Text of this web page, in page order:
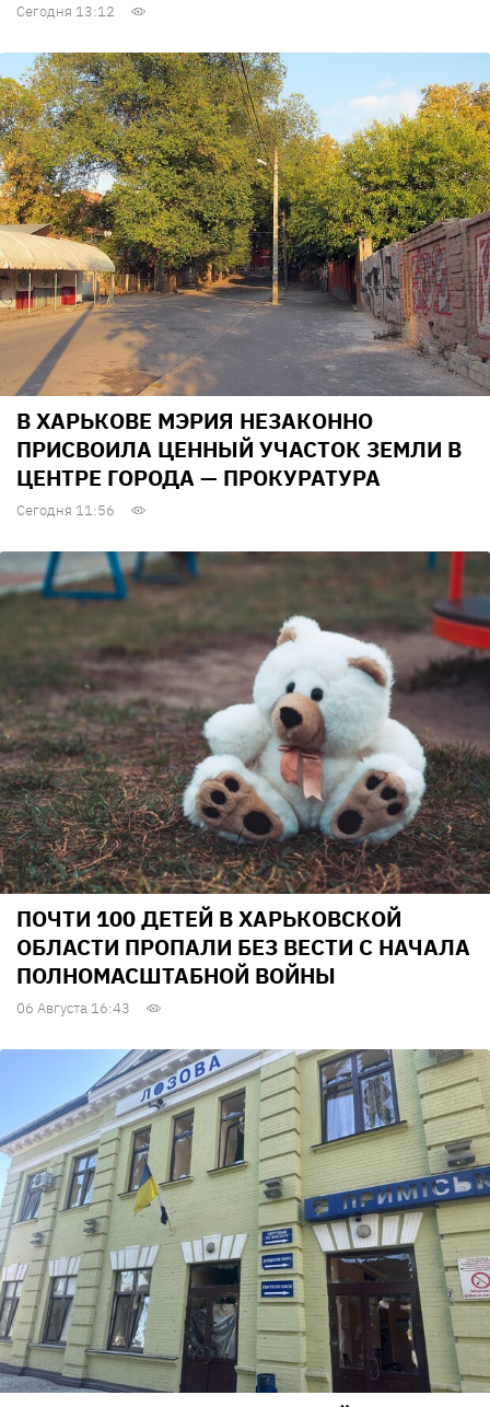
Сегодня 13:12
В ХАРЬКОВЕ МЭРИЯ НЕЗАКОННО
ПРИСВОИЛА ЦЕННЫЙ УЧАСТОК ЗЕМЛИ В
ЦЕНТРЕ ГОРОДА — ПРОКУРАТУРА
Сегодня 11:56
ПОЧТИ 100 ДЕТЕЙ В ХАРЬКОВСКОЙ
ОБЛАСТИ ПРОПАЛИ БЕЗ ВЕСТИ С НАЧАЛА
ПОЛНОМАСШТАБНОЙ ВОЙНЫ
06 Августа 16:43